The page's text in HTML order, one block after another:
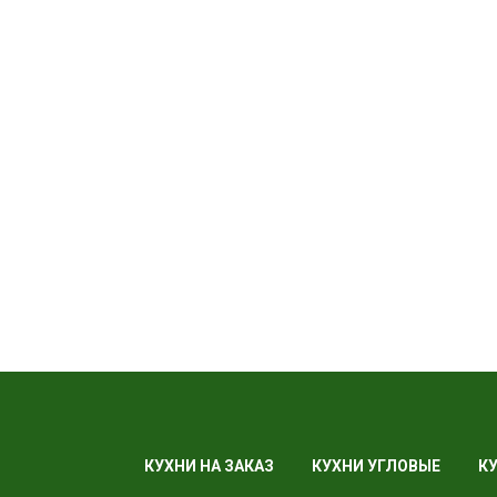
КУХНИ НА ЗАКАЗ КУХНИ УГЛОВЫЕ